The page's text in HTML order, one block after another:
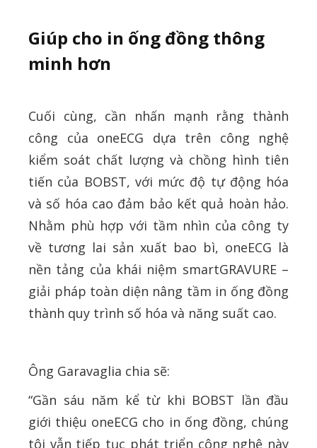
Giúp cho in ống đồng thông
minh hơn
Cuối cùng, cần nhấn mạnh rằng thành
công của oneECG dựa trên công nghệ
kiểm soát chất lượng và chồng hình tiên
tiến của BOBST, với mức độ tự động hóa
và số hóa cao đảm bảo kết quả hoàn hảo.
Nhằm phù hợp với tầm nhìn của công ty
về tương lai sản xuất bao bì, oneECG là
nền tảng của khái niệm smartGRAVURE –
giải pháp toàn diện nâng tầm in ống đồng
thành quy trình số hóa và năng suất cao.
Ông Garavaglia chia sẽ:
“Gần sáu năm kể từ khi BOBST lần đầu
giới thiệu oneECG cho in ống đồng, chúng
tôi vẫn tiếp tục phát triển công nghệ này